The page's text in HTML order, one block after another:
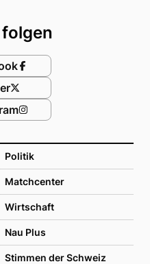
Politik
Matchcenter
Wirtschaft
Nau Plus
Stimmen der Schweiz